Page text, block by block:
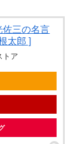
三の名言
太郎 ]
トア